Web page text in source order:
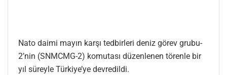
Nato daimi mayın karşı tedbirleri deniz görev grubu-
2’nin (SNMCMG-2) komutası düzenlenen törenle bir
yıl süreyle Türkiye’ye devredildi.